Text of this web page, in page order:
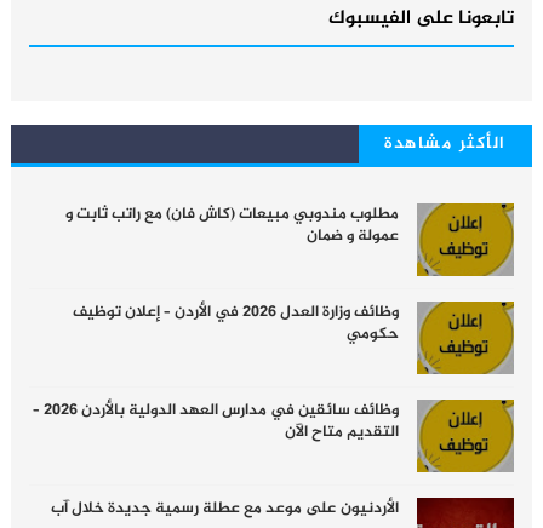
تابعونا على الفيسبوك
الأكثر مشاهدة
مطلوب مندوبي مبيعات (كاش فان) مع راتب ثابت و
عمولة و ضمان
وظائف وزارة العدل 2026 في الأردن – إعلان توظيف
حكومي
وظائف سائقين في مدارس العهد الدولية بالأردن 2026 –
التقديم متاح الآن
الأردنيون على موعد مع عطلة رسمية جديدة خلال آب